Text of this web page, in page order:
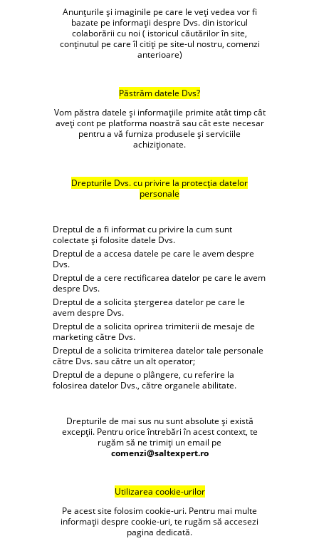
Anunțurile și imaginile pe care le veți vedea vor fi
bazate pe informații despre Dvs. din istoricul
colaborării cu noi ( istoricul căutărilor în site,
conținutul pe care îl citiți pe site-ul nostru, comenzi
anterioare)
Păstrăm datele Dvs?
Vom păstra datele și informațiile primite atât timp cât
aveți cont pe platforma noastră sau cât este necesar
pentru a vă furniza produsele și serviciile
achiziționate.
Drepturile Dvs. cu privire la protecția datelor
personale
Dreptul de a fi informat cu privire la cum sunt
colectate și folosite datele Dvs.
Dreptul de a accesa datele pe care le avem despre
Dvs.
Dreptul de a cere rectificarea datelor pe care le avem
despre Dvs.
Dreptul de a solicita ștergerea datelor pe care le
avem despre Dvs.
Dreptul de a solicita oprirea trimiterii de mesaje de
marketing către Dvs.
Dreptul de a solicita trimiterea datelor tale personale
către Dvs. sau către un alt operator;
Dreptul de a depune o plângere, cu referire la
folosirea datelor Dvs., către organele abilitate.
Drepturile de mai sus nu sunt absolute și există
excepții. Pentru orice întrebări în acest context, te
rugăm să ne trimiți un email pe
comenzi@saltexpert.ro
Utilizarea cookie-urilor
Pe acest site folosim cookie-uri. Pentru mai multe
informații despre cookie-uri, te rugăm să accesezi
pagina dedicată.